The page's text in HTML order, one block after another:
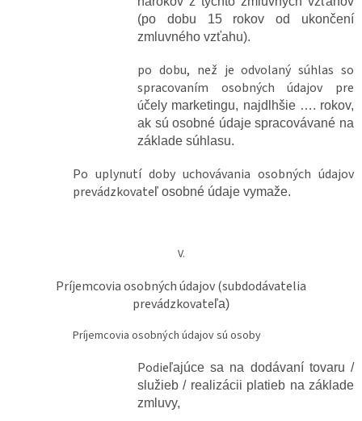
(po dobu 15 rokov od ukončení
zmluvného vzťahu).
po dobu, než je odvolaný súhlas so
spracovaním osobných údajov pre
účely marketingu, najdlhšie …. rokov,
ak sú osobné údaje spracovávané na
základe súhlasu.
Po uplynutí doby uchovávania osobných údajov
prevádzkovate ľ osobné údaje vymaže.
V.
Príjemcovia osobných údajov (subdodávatelia
prevádzkovate ľa)
Príjemcovia osobných údajov sú osoby
Podie ľajúce sa na dodávaní tovaru /
služieb / realizácii platieb na základe
zmluvy,